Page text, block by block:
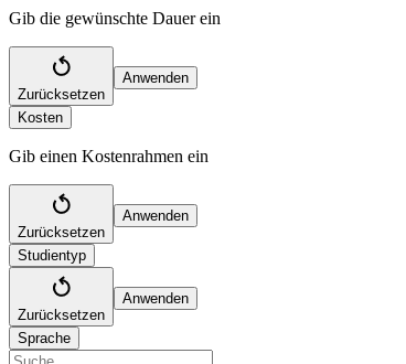
Gib die gewünschte Dauer ein
Zurücksetzen
Anwenden
Kosten
Gib einen Kostenrahmen ein
Zurücksetzen
Anwenden
Studientyp
Zurücksetzen
Anwenden
Sprache